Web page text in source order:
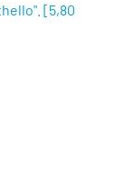
[5,80